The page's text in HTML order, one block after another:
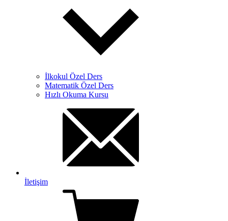
İlkokul Özel Ders
Matematik Özel Ders
Hızlı Okuma Kursu
İletişim